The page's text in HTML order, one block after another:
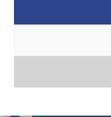
dans ses
actrices et des